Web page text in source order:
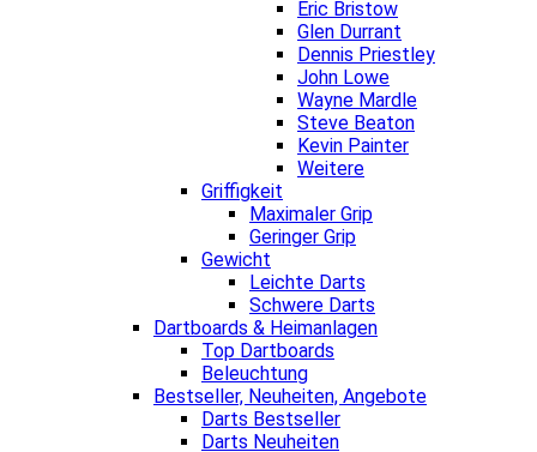
Eric Bristow
Glen Durrant
Dennis Priestley
John Lowe
Wayne Mardle
Steve Beaton
Kevin Painter
Weitere
Griffigkeit
Maximaler Grip
Geringer Grip
Gewicht
Leichte Darts
Schwere Darts
Dartboards & Heimanlagen
Top Dartboards
Beleuchtung
Bestseller, Neuheiten, Angebote
Darts Bestseller
Darts Neuheiten